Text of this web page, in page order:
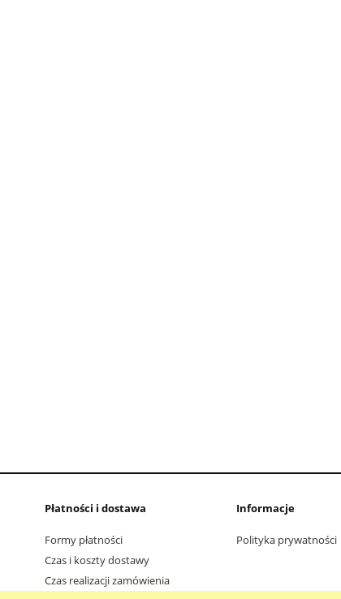
Płatności i dostawa
Formy płatności
Czas i koszty dostawy
Czas realizacji zamówienia
Informacje
Polityka prywatności